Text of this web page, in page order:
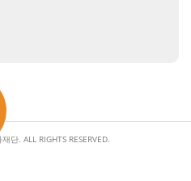
단. ALL RIGHTS RESERVED.